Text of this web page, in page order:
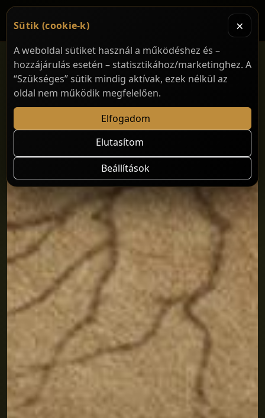
Sütik (cookie-k) ×
A weboldal sütiket használ a működéshez és –
hozzájárulás esetén – statisztikához/marketinghez. A
“Szükséges” sütik mindig aktívak, ezek nélkül az
oldal nem működik megfelelően.
Elfogadom
Elutasítom
Beállítások